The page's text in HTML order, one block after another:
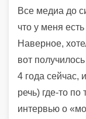
Все медиа до
что у меня
Наверное,
вот
4 года сейчас,
речь) где-то
интервью о